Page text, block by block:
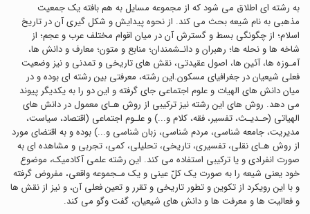
به رشته اي اطلاق مي شود که از مجموعه مسايل به هم بافته يک جمعيت
مذهبي به نام شيعه بحث مي کند. از نحوه پيدايش و شکل گيري آن در تاريخ
اسلام؛ از چگونگي بسط و گسترش آن در ميان اقوام مختلف عرب و عجم؛ از
شاخه ها و نحله ها؛ رهبران و دانـشمندان؛ منابع و متون؛ معارف و دانش ها،
آمـوزه ها، آئين ها، اصول عقيدتي، نقش هاي تاريخي و تمدني و نيز وضعيت
فعلي شيعيان در جغرافياي مسکون.اين رشته، معرفتي بين رشته اي بوده و در
ميان دانش هاي الهيات و علوم اجتماعي جاي گرفته و اين دو را به يکديگر پيوند
مي دهد. روش هاي اين رشته نيز ترکيبي از روش هـاي معمول در دانش هاي
الهياتي (حـديـث، تفسير، فقه، کلام و...) و علـوم اجتماعي (اقتصاد، سياست،
مديريت، جامعه شناسي، مردم شناسي، زبان شناسي و...) بوده و به اقتضاي مورد
از روش هـاي نقلي، تفسيري، تاريخي، تحليلي، کمي، تجربي و مشاهده اي به
صورت انفرادي و يا ترکيبي استفاده مي کند. اين رشته علمي آکادميک، موضوع
خود يعني شيعه را به صورت يک کلّ عيني و يک مـجموعه واقعي، مفروض گرفته
و با اين رويکرد از تکوين و تطور تاريخي و تقرر و تعين فعلي آن، و نيز از نقش ها
و فعاليت ها و معرفت ها و دانش هاي شيعيان، گفت وگو مي کند.